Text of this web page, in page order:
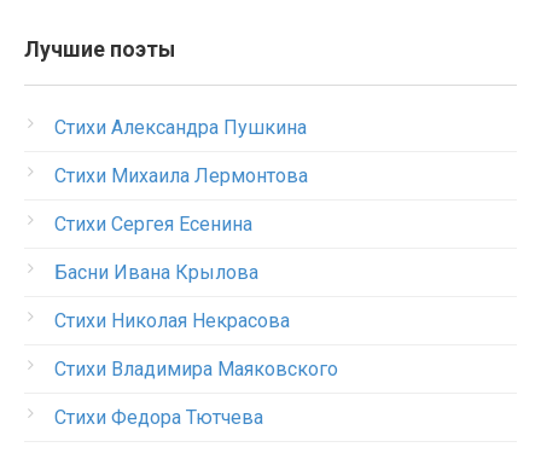
Лучшие поэты
Стихи Александра Пушкина
Стихи Михаила Лермонтова
Стихи Сергея Есенина
Басни Ивана Крылова
Стихи Николая Некрасова
Стихи Владимира Маяковского
Стихи Федора Тютчева